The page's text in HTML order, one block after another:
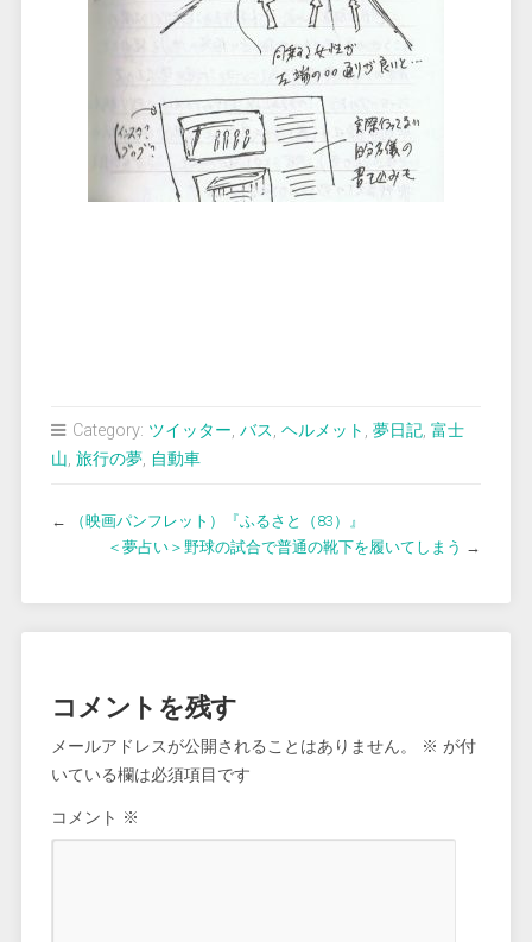
Category: ツイッター, バス, ヘルメット , 夢日記, 富士
山, 旅行の夢, 自動車
←
（映画パンフレット）『ふるさと（83）』
＜夢占い＞野球の試合で普通の靴下を履いてしまう →
コメントを残す
メールアドレスが公開されることはありません。 ※ が付
いている欄は必須項目です
コメント ※